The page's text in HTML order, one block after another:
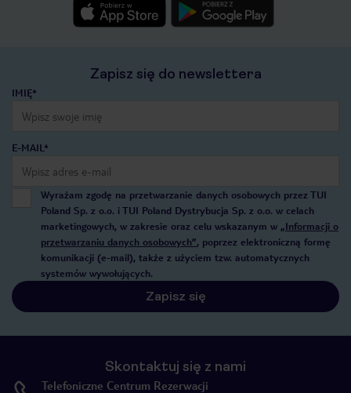
Zapisz się do newslettera
IMIĘ*
E-MAIL*
Wyrażam zgodę na przetwarzanie danych osobowych przez TUI
Poland Sp. z o.o. i TUI Poland Dystrybucja Sp. z o.o. w celach
marketingowych, w zakresie oraz celu wskazanym w „Informacji o
przetwarzaniu danych osobowych”, poprzez elektroniczną formę
komunikacji (e-mail), także z użyciem tzw. automatycznych
systemów wywołujących.
Zapisz się
Skontaktuj się z nami
Telefoniczne Centrum Rezerwacji